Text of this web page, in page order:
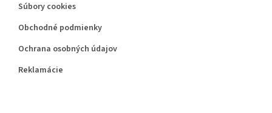
Súbory cookies
Obchodné podmienky
Ochrana osobných údajov
Reklamácie